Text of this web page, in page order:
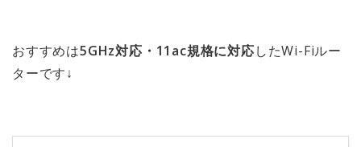
おすすめは5GHz対応・11ac規格に対応したWi-Fiルー
ターです↓